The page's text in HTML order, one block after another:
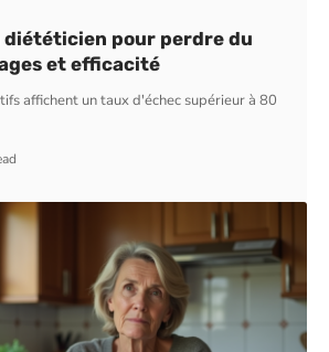
diététicien pour perdre du
et efficacité
affichent un taux d'échec supérieur à 80